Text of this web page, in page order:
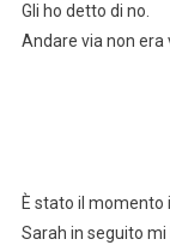
Gli ho detto di no.
Andare via non era
È stato il momento
Sarah in seguito mi